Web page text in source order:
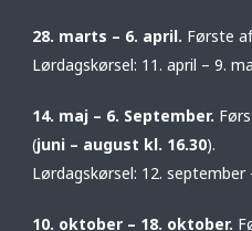
28. marts – 6. april. Første
Lørdagskørsel: 11. april – 9.
14. maj – 6. September.
(juni – august kl. 16.30).
Lørdagskørsel: 12. september
10. oktober – 18. oktober.